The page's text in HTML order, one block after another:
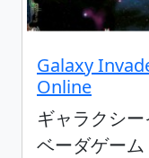
Galaxy
Online
ギャラクシ
ベーダゲーム